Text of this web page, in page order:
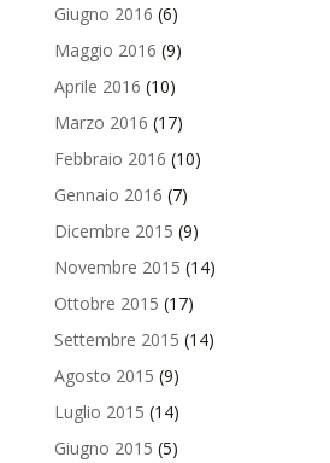
Giugno 2016 (6)
Maggio 2016 (9)
Aprile 2016 (10)
Marzo 2016 (17)
Febbraio 2016 (10)
Gennaio 2016 (7)
Dicembre 2015 (9)
Novembre 2015 (14)
Ottobre 2015 (17)
Settembre 2015 (14)
Agosto 2015 (9)
Luglio 2015 (14)
Giugno 2015 (5)